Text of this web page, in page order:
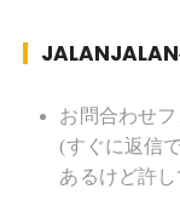
ク
督 BKK
ぼん 」監督
イ
お問合わせフ
(すぐに返信
あるけど許